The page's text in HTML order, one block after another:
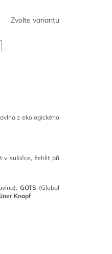
Zvolte variantu
z ekologického
v sušičce, žehlit při
GOTS (Global
Knopf